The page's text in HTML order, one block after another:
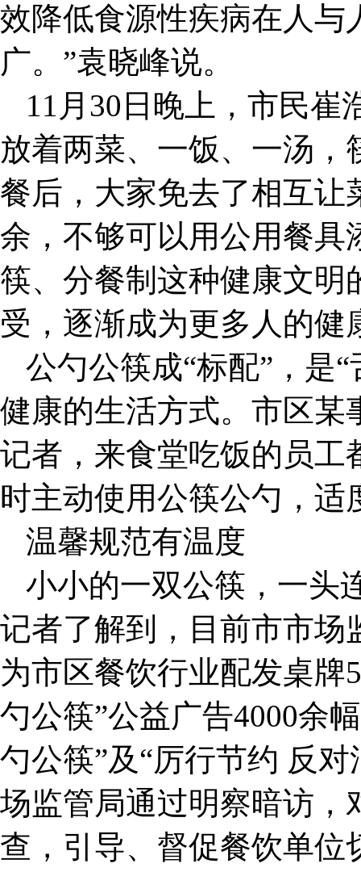
效降低食源性疾病在人与
广。”袁晓峰说。
11月30日晚上，市民崔
放着两菜、一饭、一汤，
餐后，大家免去了相互让
余，不够可以用公用餐具
筷、分餐制这种健康文明
受，逐渐成为更多人的健
公勺公筷成“标配”，是
健康的生活方式。市区某
记者，来食堂吃饭的员工
时主动使用公筷公勺，适
温馨规范有温度
小小的一双公筷，一头
记者了解到，目前市市场
为市区餐饮行业配发桌牌
勺公筷”公益广告4000余
勺公筷”及“厉行节约 反
场监管局通过明察暗访，
查，引导、督促餐饮单位